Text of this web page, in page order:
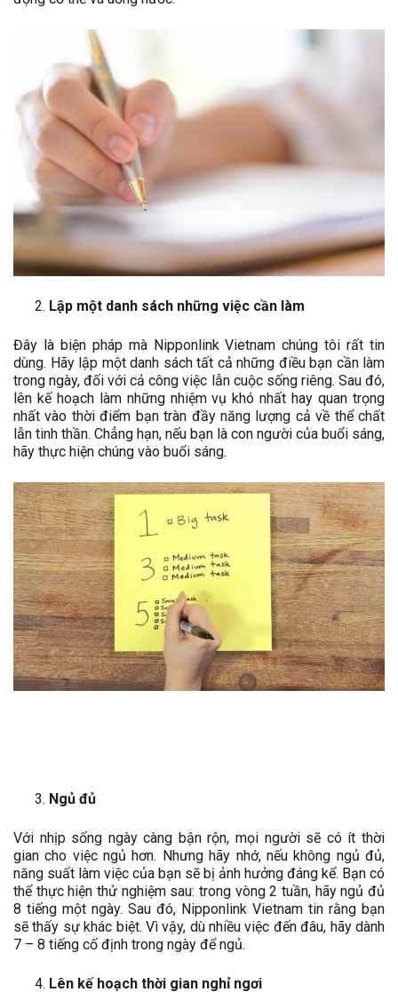
Lập một danh sách những việc cần làm
Đây là biện pháp mà Nipponlink Vietnam chúng tôi rất tin
dùng. Hãy lập một danh sách tất cả những điều bạn cần làm
trong ngày, đối với cả công việc lẫn cuộc sống riêng. Sau đó,
lên kế hoạch làm những nhiệm vụ khó nhất hay quan trọng
nhất vào thời điểm bạn tràn đầy năng lượng cả về thể chất
lẫn tinh thần. Chẳng hạn, nếu bạn là con người của buổi sáng,
hãy thực hiện chúng vào buổi sáng.
Ngủ đủ
Với nhịp sống ngày càng bận rộn, mọi người sẽ có ít thời
gian cho việc ngủ hơn. Nhưng hãy nhớ, nếu không ngủ đủ,
năng suất làm việc của bạn sẽ bị ảnh hưởng đáng kể. Bạn có
thể thực hiện thử nghiệm sau: trong vòng 2 tuần, hãy ngủ đủ
8 tiếng một ngày. Sau đó, Nipponlink Vietnam tin rằng bạn
sẽ thấy sự khác biệt. Vì vậy, dù nhiều việc đến đâu, hãy dành
7 – 8 tiếng cố định trong ngày để ngủ.
Lên kế hoạch thời gian nghỉ ngơi